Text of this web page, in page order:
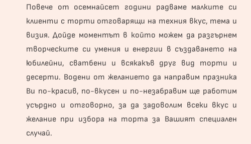
Повече от осемнайсет години радваме малките си
клиенти с торти отговарящи на техния вкус, тема и
визия. Дойде моментът в който можем да разгърнем
творческите си умения и енергии в създаването на
юбилейни, сватбени и всякакъв друг вид торти и
десерти. Водени от желанието да направим празника
Ви по-красив, по-вкусен и по-незабравим ще работим
усърдно и отговорно, за да задоволим всеки вкус и
желание при избора на торта за Вашият специален
случай.